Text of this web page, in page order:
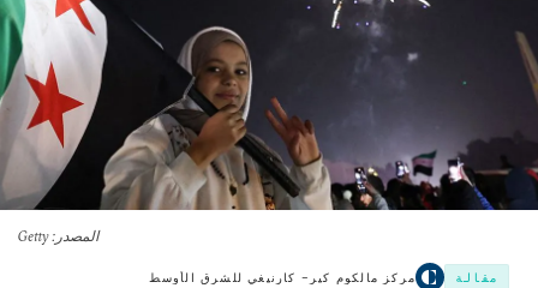
المصدر : Getty
مقالة مركز مالكوم كير– كارنيغي للشرق الأوسط